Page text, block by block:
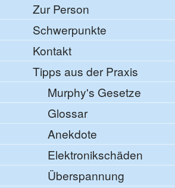
Zur Person
Schwerpunkte
Kontakt
Tipps aus der Praxis
Murphy's Gesetze
Glossar
Anekdote
Elektronikschäden
Überspannung